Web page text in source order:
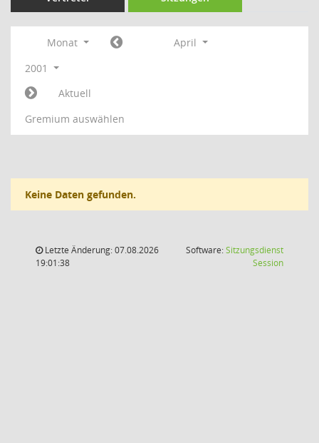
Monat
April
2001
Aktuell
Gremium auswählen
Keine Daten gefunden.
Letzte Änderung: 07.08.2026
19:01:38
Software:Sitzungsdienst
Session(Wird in